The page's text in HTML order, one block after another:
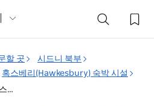
할 곳
시드니 북부
혹스베리(Hawkesbury) 숙박 시설
에이블 혹스베리 리버 하우스보트 - 카약 및 데이보트